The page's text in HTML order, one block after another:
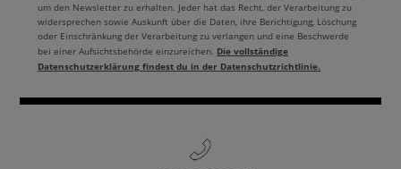
um den Newsletter zu erhalten. Jeder hat das Recht, der Verarbeitung zu
widersprechen sowie Auskunft über die Daten, ihre Berichtigung, Löschung
oder Einschränkung der Verarbeitung zu verlangen und eine Beschwerde
bei einer Aufsichtsbehörde einzureichen. Die vollständige
Datenschutzerklärung findest du in der Datenschutzrichtlinie.